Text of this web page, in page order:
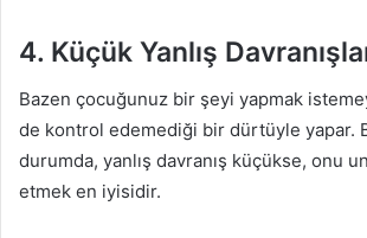
4. Küçük Yanlış
Bazen çocuğunuz bir şeyi yapmak
de kontrol edemediği bir dürtüyle yapar.
durumda, yanlış davranış küçükse, onu
etmek en iyisidir.